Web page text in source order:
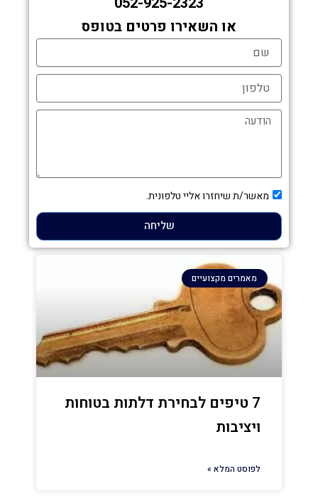
או השאירו פרטים בטופס
מאשר/ת שיחזרו אליי טלפונית.
מאמרים מקצועיים
7 טיפים לבחירת דלתות בטוחות
ויציבות
לפוסט המלא »